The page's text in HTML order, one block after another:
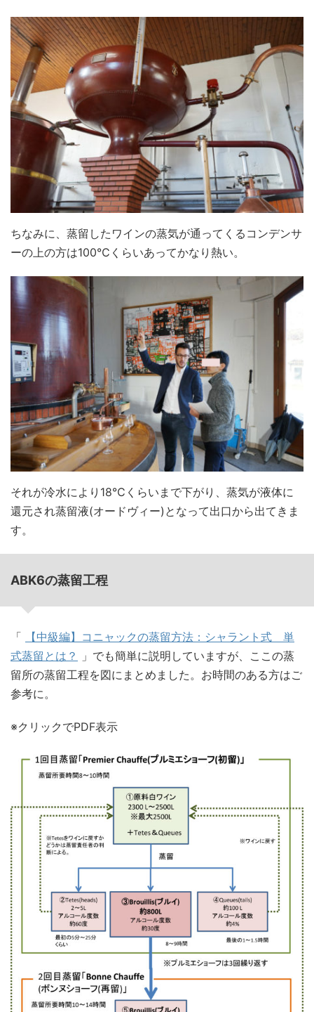
ちなみに、蒸留したワインの蒸気が通ってくるコンデンサ
ーの上の方は100℃くらいあってかなり熱い。
それが冷水により18℃くらいまで下がり、蒸気が液体に
還元され蒸留液(オードヴィー)となって出口から出てきま
す。
ABK6の蒸留工程
「
【中級編】コニャックの蒸留方法：シャラント式 単
式蒸留とは？
」でも簡単に説明していますが、ここの蒸
留所の蒸留工程を図にまとめました。お時間のある方はご
参考に。
※クリックでPDF表示